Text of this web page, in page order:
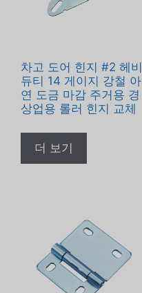
차고 도어 힌지 #2 헤비
듀티 14 게이지 강철 아
연 도금 마감 주거용 경
상업용 롤러 힌지 교체
더 보기